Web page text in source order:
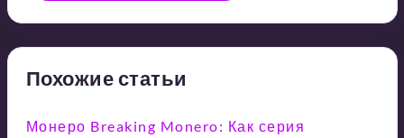
Похожие статьи
Монеро Breaking Monero: Как серия